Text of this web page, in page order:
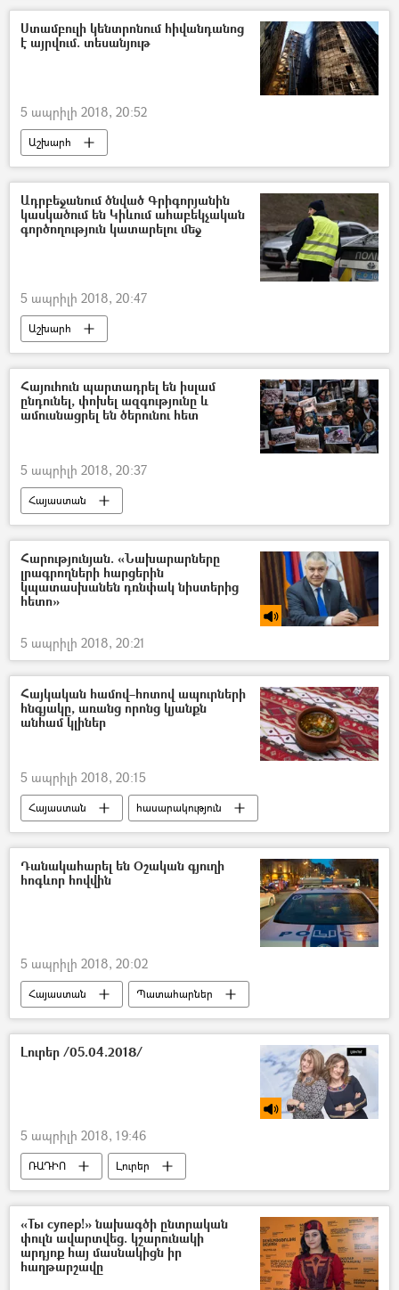
Ստամբուլի կենտրոնում հիվանդանոց
է այրվում. տեսանյութ
5 ապրիլի 2018, 20:52
Աշխարհ
Ադրբեջանում ծնված Գրիգորյանին
կասկածում են Կիևում ահաբեկչական
գործողություն կատարելու մեջ
5 ապրիլի 2018, 20:47
Աշխարհ
Հայուհուն պարտադրել են իսլամ
ընդունել, փոխել ազգությունը և
ամուսնացրել են ծերունու հետ
5 ապրիլի 2018, 20:37
Հայաստան
Հարությունյան. «Նախարարները
լրագրողների հարցերին
կպատասխանեն դռնփակ նիստերից
հետո»
5 ապրիլի 2018, 20:21
Հայկական համով–հոտով ապուրների
հնգյակը, առանց որոնց կյանքն
անհամ կլիներ
5 ապրիլի 2018, 20:15
Հայաստան հասարակություն
Դանակահարել են Օշական գյուղի
հոգևոր հովվին
5 ապրիլի 2018, 20:02
Հայաստան Պատահարներ
Լուրեր /05.04.2018/
5 ապրիլի 2018, 19:46
ՌԱԴԻՈ Լուրեր
«Ты супер!» նախագծի ընտրական
փուլն ավարտվեց. կշարունակի
արդյոք հայ մասնակիցն իր
հաղթարշավը